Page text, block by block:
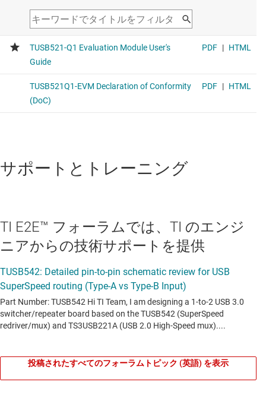
サポートとトレーニング
TI E2E™ フォーラムでは、TI のエンジ
ニアからの技術サポートを提供
投稿されたすべてのフォーラムトピック (英語) を表示